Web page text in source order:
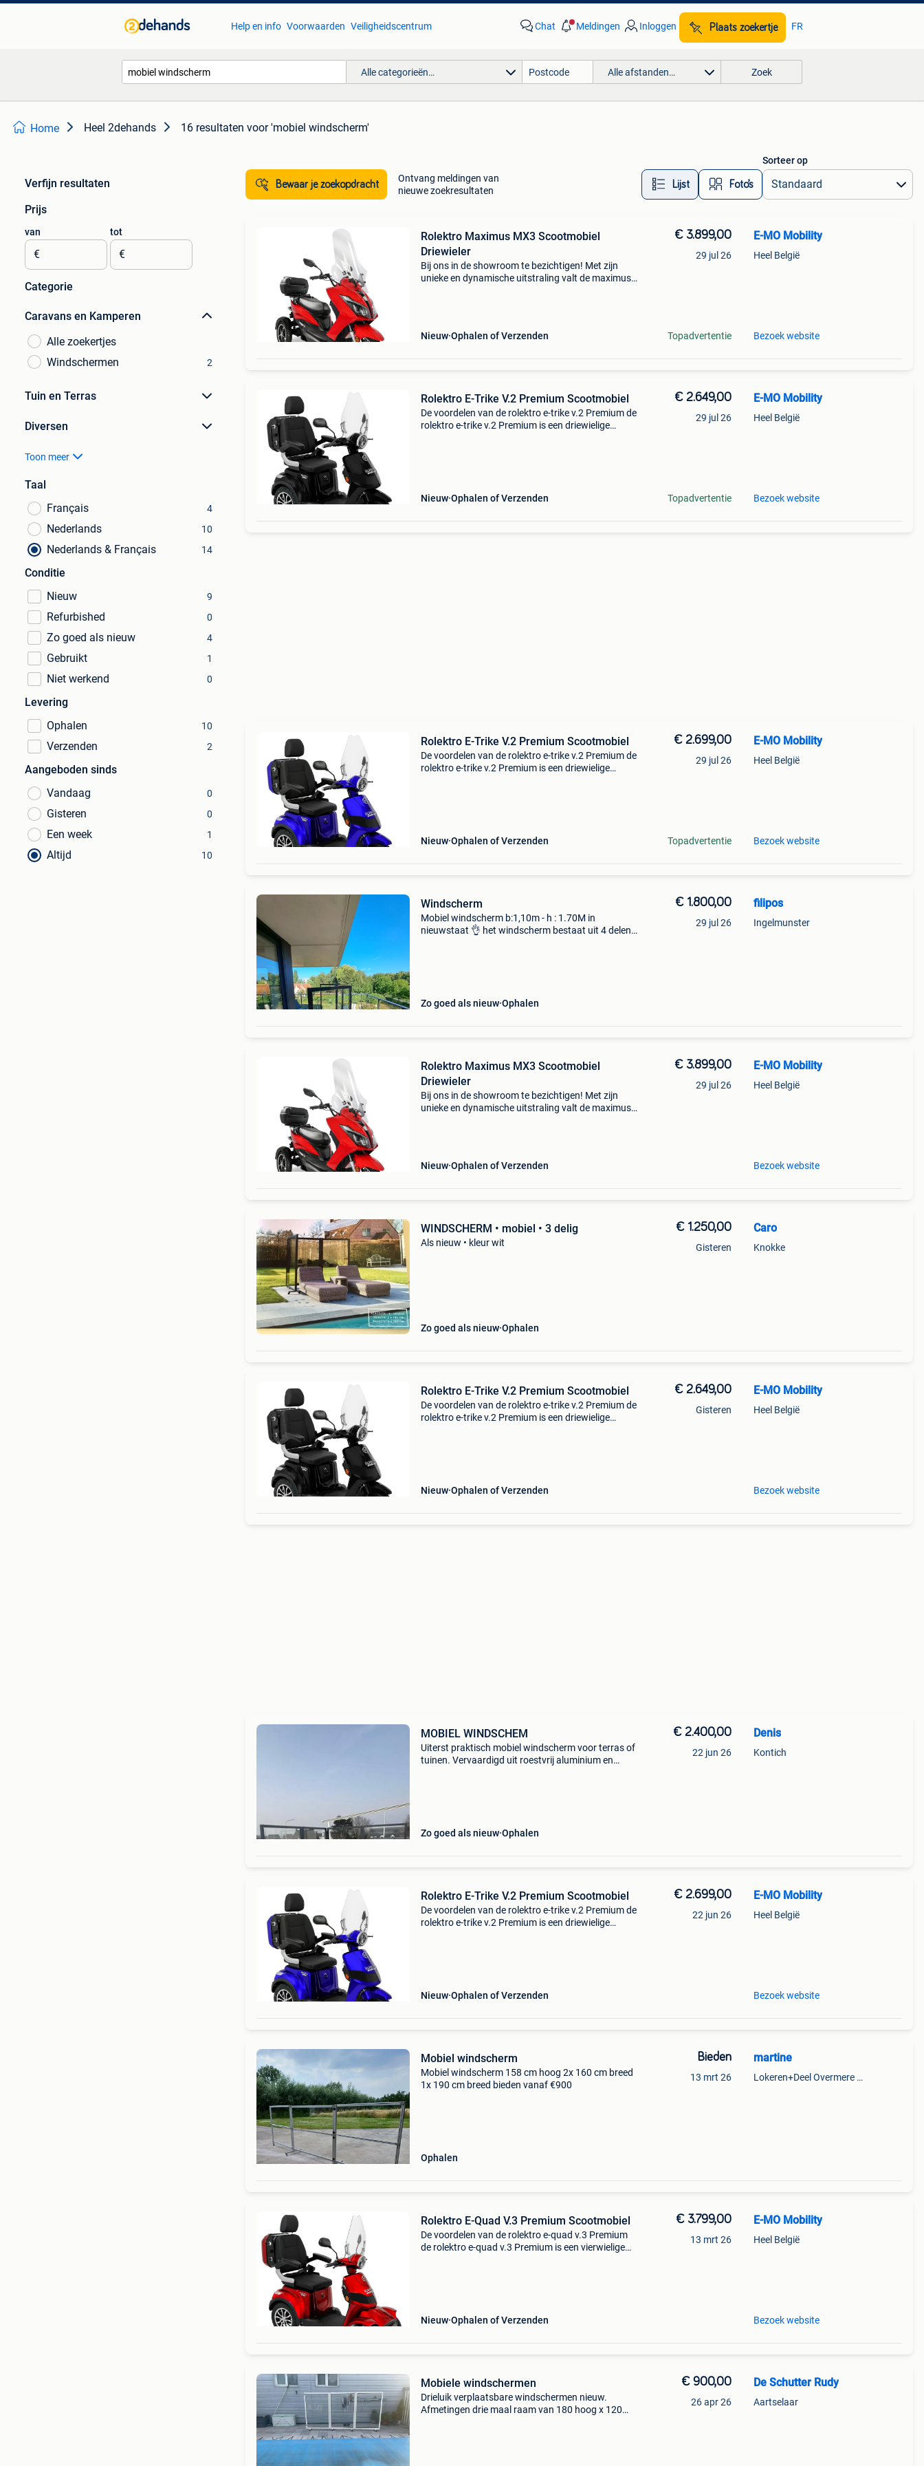
Help en info Voorwaarden Veiligheidscentrum Chat Meldingen Inloggen Plaats zoekertje FR
Alle categorieën… Alle afstanden… Zoek
Home Heel 2dehands 16 resultaten voor 'mobiel windscherm'
Verfijn resultaten
Prijs
van
€
tot
€
Categorie
Caravans en Kamperen
Alle zoekertjes
Windschermen
2
Tuin en Terras
Diversen
Toon meer
Taal
Français
4
Nederlands 10
Nederlands & Français 14
Conditie
Nieuw
9
Refurbished 0
Zo goed als nieuw 4
Gebruikt 1
Niet werkend 0
Levering
Ophalen
10
Verzenden 2
Aangeboden sinds
Vandaag
0
Gisteren 0
Een week 1
Altijd 10
Bewaar je zoekopdracht
Ontvang meldingen van
nieuwe zoekresultaten
Lijst Foto’s
Sorteer op
Rolektro Maximus MX3 Scootmobiel
Driewieler
Bij ons in de showroom te bezichtigen! Met zijn
unieke en dynamische uitstraling valt de maximus
Nieuw Ophalen of Verzenden
€ 3.899,00
29 jul 26
Topadvertentie
E-MO Mobility
Heel België
Bezoek website
Rolektro E-Trike V.2 Premium Scootmobiel
De voordelen van de rolektro e-trike v.2 Premium de
rolektro e-trike v.2 Premium is een driewielige
Nieuw Ophalen of Verzenden
€ 2.649,00
29 jul 26
Topadvertentie
E-MO Mobility
Heel België
Bezoek website
Rolektro E-Trike V.2 Premium Scootmobiel
De voordelen van de rolektro e-trike v.2 Premium de
rolektro e-trike v.2 Premium is een driewielige
Nieuw Ophalen of Verzenden
€ 2.699,00
29 jul 26
Topadvertentie
E-MO Mobility
Heel België
Bezoek website
Windscherm
Mobiel windscherm b:1,10m - h : 1.70M in
nieuwstaat 👌 het windscherm bestaat uit 4 delen
Zo goed als nieuw Ophalen
€ 1.800,00
29 jul 26
filipos
Ingelmunster
Rolektro Maximus MX3 Scootmobiel
Driewieler
Bij ons in de showroom te bezichtigen! Met zijn
unieke en dynamische uitstraling valt de maximus
Nieuw Ophalen of Verzenden
€ 3.899,00
29 jul 26
E-MO Mobility
Heel België
Bezoek website
WINDSCHERM • mobiel • 3 delig
Als nieuw • kleur wit
Zo goed als nieuw Ophalen
€ 1.250,00
Gisteren
Caro
Knokke
Rolektro E-Trike V.2 Premium Scootmobiel
De voordelen van de rolektro e-trike v.2 Premium de
rolektro e-trike v.2 Premium is een driewielige
Nieuw Ophalen of Verzenden
€ 2.649,00
Gisteren
E-MO Mobility
Heel België
Bezoek website
MOBIEL WINDSCHEM
Uiterst praktisch mobiel windscherm voor terras of
tuinen. Vervaardigd uit roestvrij aluminium en
Zo goed als nieuw Ophalen
€ 2.400,00
22 jun 26
Denis
Kontich
Rolektro E-Trike V.2 Premium Scootmobiel
De voordelen van de rolektro e-trike v.2 Premium de
rolektro e-trike v.2 Premium is een driewielige
Nieuw Ophalen of Verzenden
€ 2.699,00
22 jun 26
E-MO Mobility
Heel België
Bezoek website
Mobiel windscherm
Mobiel windscherm 158 cm hoog 2x 160 cm breed
1x 190 cm breed bieden vanaf €900
Ophalen
Bieden
13 mrt 26
martine
Lokeren+Deel Overmere En Zele
Rolektro E-Quad V.3 Premium Scootmobiel
De voordelen van de rolektro e-quad v.3 Premium
de rolektro e-quad v.3 Premium is een vierwielige
Nieuw Ophalen of Verzenden
€ 3.799,00
13 mrt 26
E-MO Mobility
Heel België
Bezoek website
Mobiele windschermen
Drieluik verplaatsbare windschermen nieuw.
Afmetingen drie maal raam van 180 hoog x 120
€ 900,00
26 apr 26
De Schutter Rudy
Aartselaar